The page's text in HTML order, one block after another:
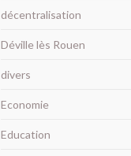
décentralisation
Déville lès Rouen
divers
Economie
Education